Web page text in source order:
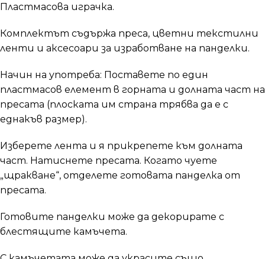
Пластмасова играчка.
Комплектът съдържа преса, цветни текстилни
ленти и аксесоари за изработване на панделки.
Начин на употреба: Поставете по един
пластмасов елемент в горната и долната част на
пресата (плоската им страна трябва да е с
еднакъв размер).
Изберете лента и я прикрепете към долната
част. Натиснете пресата. Когато чуете
„щракване“, отделете готовата панделка от
пресата.
Готовите панделки може да декорирате с
блестящите камъчета.